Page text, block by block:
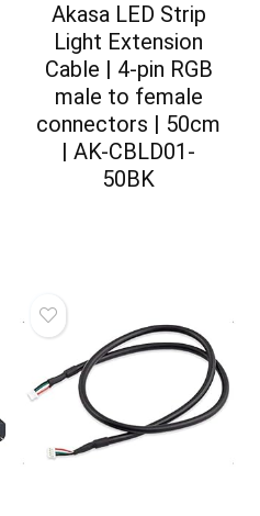
Akasa LED Strip
Light Extension
Cable | 4-pin RGB
male to female
connectors | 50cm
| AK-CBLD01-
50BK